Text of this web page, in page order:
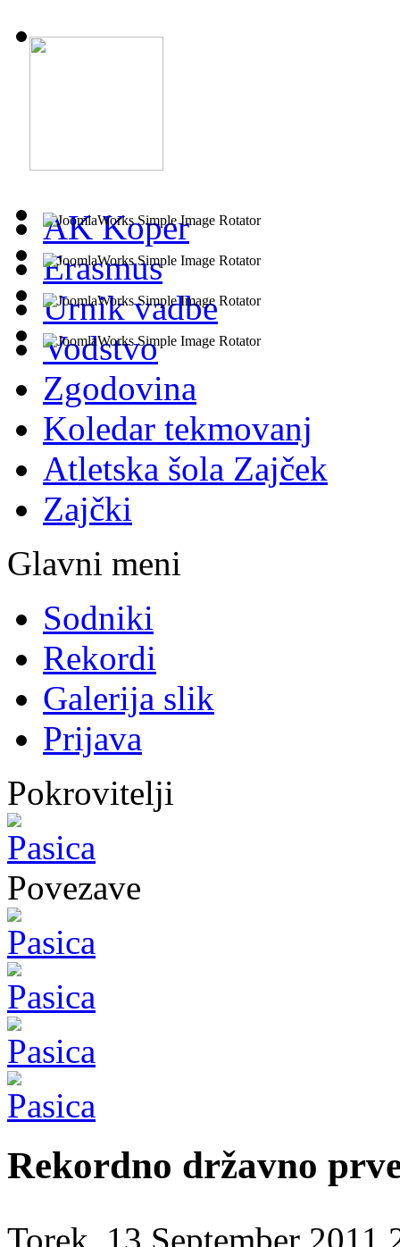
AK Koper
Erasmus
Urnik vadbe
Vodstvo
Zgodovina
Koledar tekmovanj
Atletska šola Zajček
Zajčki
Glavni meni
Sodniki
Rekordi
Galerija slik
Prijava
Pokrovitelji
Povezave
Rekordno državno
Torek, 13 September